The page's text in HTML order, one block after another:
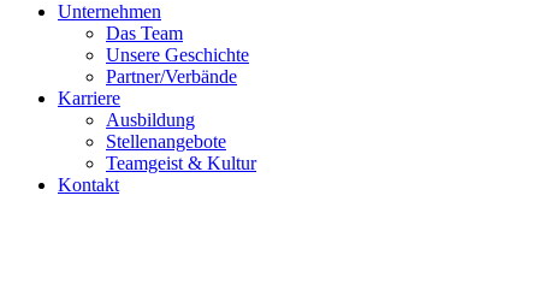
Unternehmen
Das Team
Unsere Geschichte
Partner/Verbände
Karriere
Ausbildung
Stellenangebote
Teamgeist & Kultur
Kontakt